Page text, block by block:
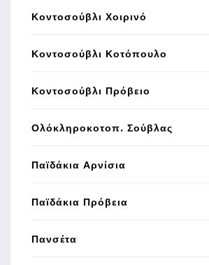
Κοντοσούβλι Χοιρινό
Κοντοσούβλι Κοτόπουλο
Κοντοσούβλι Πρόβειο
Ολόκληροκοτοπ. Σούβλας
Παϊδάκια Αρνίσια
Παϊδάκια Πρόβεια
Πανσέτα